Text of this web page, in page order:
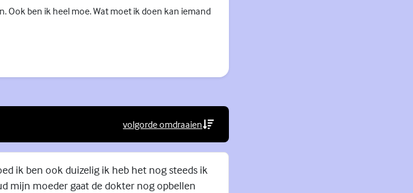
Ook ben ik heel moe. Wat moet ik doen kan iemand
volgorde omdraaien
(Externe link)
ik ben ook duizelig ik heb het nog steeds ik
mijn moeder gaat de dokter nog opbellen